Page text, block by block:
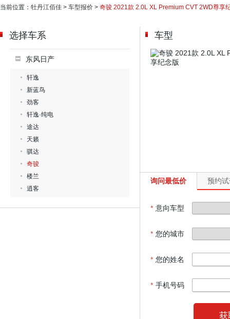
当前位置： 牡丹江佰佳 > 车型报价 > 奇骏 2021款 2.0L XL Premium CVT 2WD尊享
选择车系
东风日产
轩逸
新蓝鸟
劲客
轩逸·纯电
途达
天籁
骐达
奇骏
楼兰
逍客
车型
询问最低价 预约
* 意向车型
* 您的城市
* 您的姓名
* 手机号码
获